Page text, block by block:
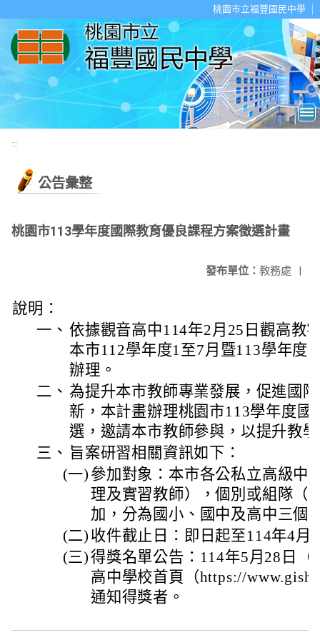
桃園市立福豐國民中學
:::
公告彙整
桃園市113學年度國際教育優良課程方案徵選計畫
發布單位： 教務處 |
說明：
一、 依據觀音高中114年2月25日觀高教
本市112學年度1至7月暨113學年度
辦理。
二、 為提升本市教師專業發展，促進國
新，本計畫辦理桃園市113學年度國
選，邀請本市教師參與，以提升教
三、 旨案研習相關資訊如下：
(一) 參加對象：本市各公私立高級中
理及實習教師），個別或組隊（
加，分為國小、國中及高中三個
(二) 收件截止日：即日起至114年4月
(三)得獎名單公告：114年5月28日（
高中學校首頁（https://
通知得獎者。